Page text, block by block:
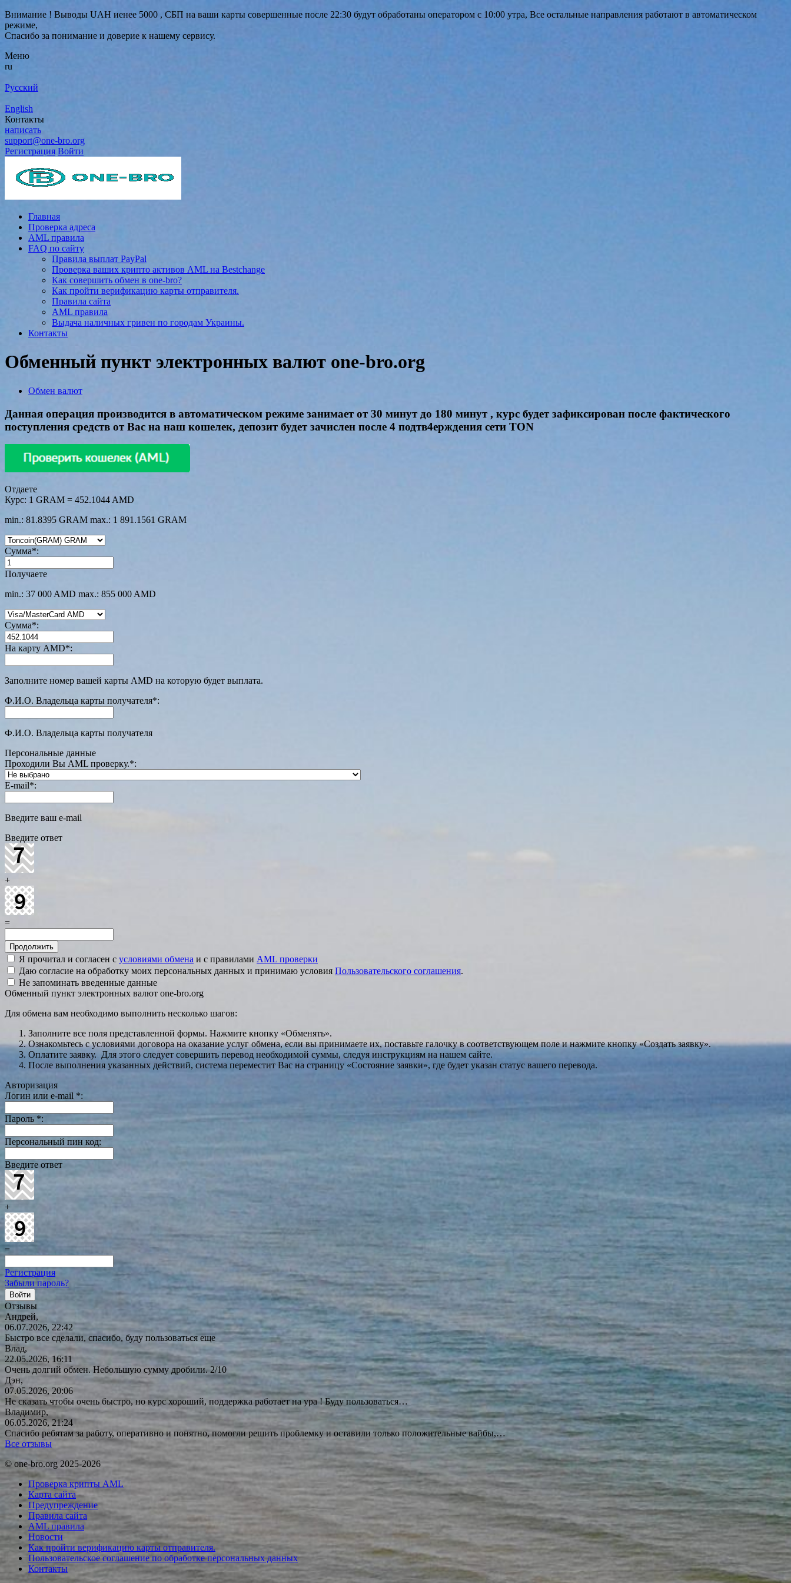
Внимание ! Выводы UAH иенее 5000 , СБП на ваши карты совершенные после 22:30 будут обработаны оператором с 10:00 утра, Все остальные направления работают в автоматическом
режиме,
Спасибо за понимание и доверие к нашему сервису.
Меню
ru
Русский
English
Контакты
написать
support@one-bro.org
Регистрация Войти
Главная
Проверка адреса
AML правила
FAQ по сайту
Правила выплат PayPal
Проверка ваших крипто активов AML на Bestchange
Как совершить обмен в one-bro?
Как пройти верификацию карты отправителя.
Правила сайта
AML правила
Выдача наличных гривен по городам Украины.
Контакты
Обменный пункт электронных валют one-bro.org
Обмен валют
Данная операция производится в автоматическом режиме занимает от 30 минут до 180 минут , курс будет зафиксирован после фактического
поступления средств от Вас на наш кошелек, депозит будет зачислен после 4 подтв4ерждения сети TON
Отдаете
Курс: 1 GRAM = 452.1044 AMD
min.: 81.8395 GRAM max.: 1 891.1561 GRAM
Сумма*:
Получаете
min.: 37 000 AMD max.: 855 000 AMD
Сумма*:
На карту AMD*:
Заполните номер вашей карты AMD на которую будет выплата.
Ф.И.О. Владельца карты получателя*:
Ф.И.О. Владельца карты получателя
Персональные данные
Проходили Вы AML проверку.*:
E-mail*:
Введите ваш e-mail
Введите ответ
+
=
Я прочитал и согласен с условиями обмена и с правилами AML проверки
Даю согласие на обработку моих персональных данных и принимаю условия Пользовательского соглашения.
Не запоминать введенные данные
Обменный пункт электронных валют one-bro.org
Для обмена вам необходимо выполнить несколько шагов:
Заполните все поля представленной формы. Нажмите кнопку «Обменять».
Ознакомьтесь с условиями договора на оказание услуг обмена, если вы принимаете их, поставьте галочку в соответствующем поле и нажмите кнопку «Создать заявку».
Оплатите заявку. Для этого следует совершить перевод необходимой суммы, следуя инструкциям на нашем сайте.
После выполнения указанных действий, система переместит Вас на страницу «Состояние заявки», где будет указан статус вашего перевода.
Авторизация
Логин или e-mail *:
Пароль *:
Персональный пин код:
Введите ответ
+
=
Регистрация
Забыли пароль?
Отзывы
Андрей,
06.07.2026, 22:42
Быстро все сделали, спасибо, буду пользоваться еще
Влад,
22.05.2026, 16:11
Очень долгий обмен. Небольшую сумму дробили. 2/10
Дэн,
07.05.2026, 20:06
Не сказать чтобы очень быстро, но курс хороший, поддержка работает на ура ! Буду пользоваться…
Владимир,
06.05.2026, 21:24
Спасибо ребятам за работу, оперативно и понятно, помогли решить проблемку и оставили только положительные вайбы,…
Все отзывы
© one-bro.org 2025-2026
Проверка крипты AML
Карта сайта
Предупреждение
Правила сайта
AML правила
Новости
Как пройти верификацию карты отправителя.
Пользовательское соглашение по обработке персональных данных
Контакты